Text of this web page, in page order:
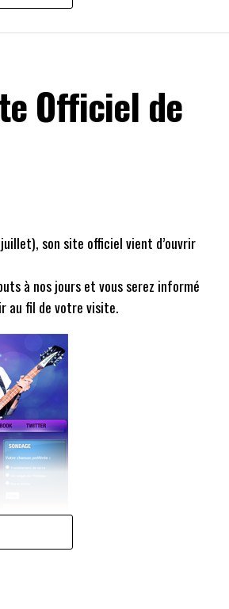
Officiel de
son site officiel vient d’ouvrir
à nos jours et vous serez informé
au fil de votre visite.